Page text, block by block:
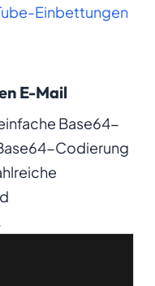
Einbettungen
E-Mail
Base64-
Codierung